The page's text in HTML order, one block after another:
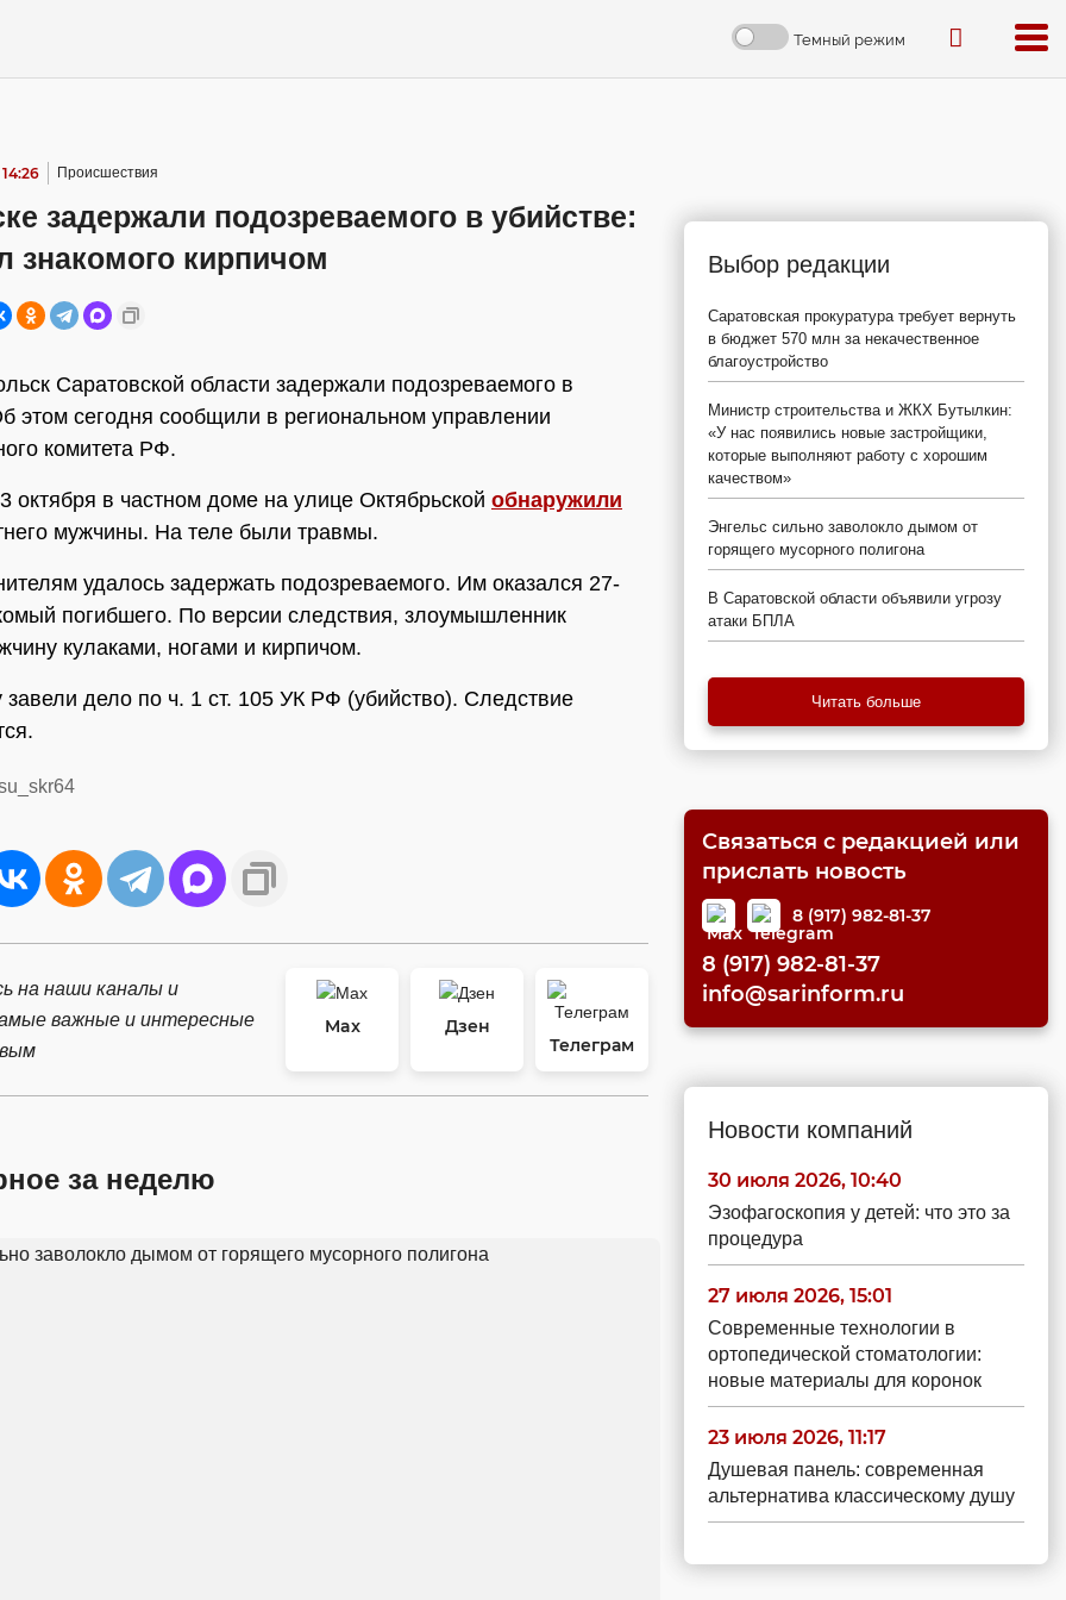
Темный режим
Происшествия
задержали подозреваемого в убийстве:
знакомого кирпичом
Саратовской области задержали подозреваемого в
этом сегодня сообщили в региональном управлении
комитета РФ.
октября в частном доме на улице Октябрьской обнаружили
мужчины. На теле были травмы.
удалось задержать подозреваемого. Им оказался 27-
погибшего. По версии следствия, злоумышленник
кулаками, ногами и кирпичом.
дело по ч. 1 ст. 105 УК РФ (убийство). Следствие
на наши каналы и
важные и интересные
Max
Дзен
Телеграм
за неделю
Выбор редакции
Саратовская прокуратура требует вернуть
в бюджет 570 млн за некачественное
благоустройство
Министр строительства и ЖКХ Бутылкин:
«У нас появились новые застройщики,
которые выполняют работу с хорошим
качеством»
Энгельс сильно заволокло дымом от
горящего мусорного полигона
В Саратовской области объявили угрозу
атаки БПЛА
Читать больше
Связаться с редакцией или
прислать новость
8 (917) 982-81-37
8 (917) 982-81-37
info@sarinform.ru
Новости компаний
30 июля 2026, 10:40
Эзофагоскопия у детей: что это за
процедура
27 июля 2026, 15:01
Современные технологии в
ортопедической стоматологии:
новые материалы для коронок
23 июля 2026, 11:17
Душевая панель: современная
альтернатива классическому душу